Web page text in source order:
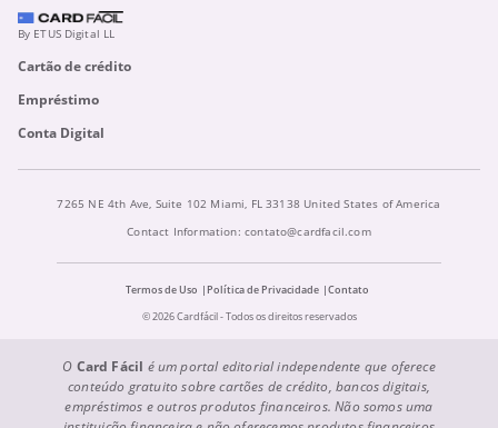
By ETUS Digital LL
Cartão de crédito
Empréstimo
Conta Digital
7265 NE 4th Ave, Suite 102 Miami, FL 33138 United States of America
Contact Information: contato@cardfacil.com
Termos de Uso Política de Privacidade
Contato
© 2026 Cardfácil - Todos os direitos reservados
O Card Fácil é um portal editorial independente que oferece
conteúdo gratuito sobre cartões de crédito, bancos digitais,
empréstimos e outros produtos financeiros. Não somos uma